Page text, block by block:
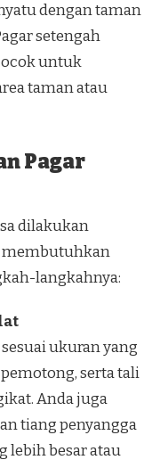
dengan taman
setengah
untuk
taman atau
Pagar
dilakukan
membutuhkan
langkahnya:
ukuran yang
serta tali
Anda juga
tiang penyangga
lebih besar atau